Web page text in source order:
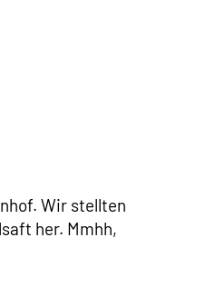
Wir stellten
her. Mmhh,